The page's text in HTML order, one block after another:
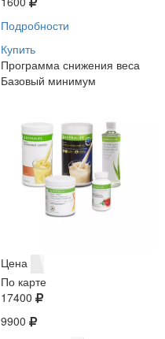
Подробности
Купить
Программа снижения веса
Базовый минимум
Цена
По карте
17400
9900